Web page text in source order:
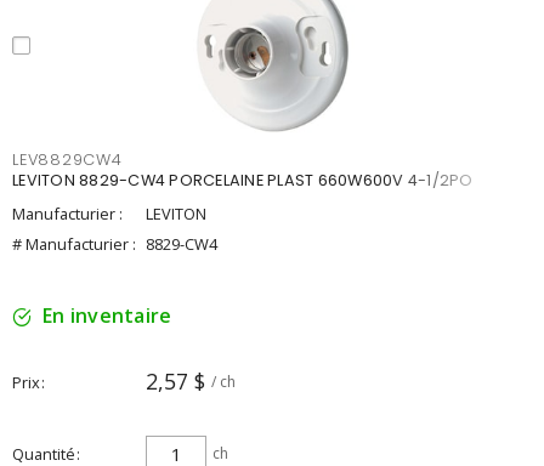
LEV8829CW4
LEVITON 8829-CW4 PORCELAINE PLAST 660W600V 4-1/2PO
Manufacturier :
LEVITON
# Manufacturier : 8829-CW4
En inventaire
Prix 2,57 $ / ch
Quantité ch